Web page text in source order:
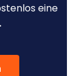
eine